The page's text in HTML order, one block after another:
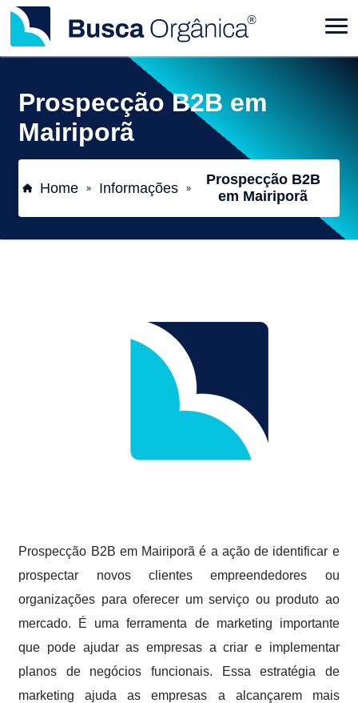
Prospecção B2B em
Mairiporã
Home » Informações »
Prospecção B2B
em Mairiporã
Prospecção B2B em Mairiporã é a ação de identificar e
prospectar novos clientes empreendedores ou
organizações para oferecer um serviço ou produto ao
mercado. É uma ferramenta de marketing importante
que pode ajudar as empresas a criar e implementar
planos de negócios funcionais. Essa estratégia de
marketing ajuda as empresas a alcançarem mais